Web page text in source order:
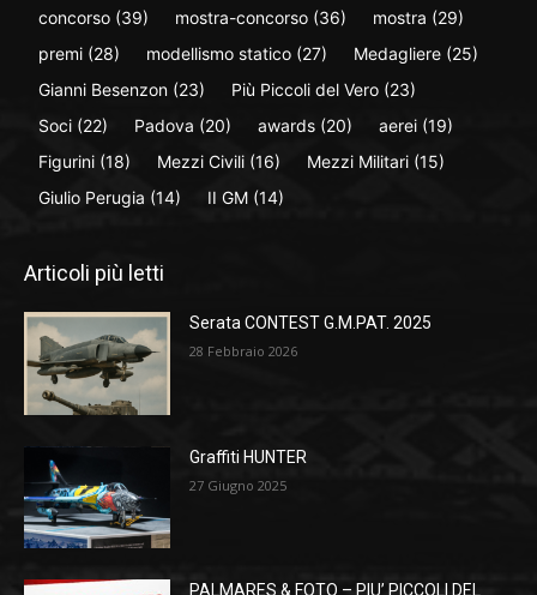
concorso (39) mostra-concorso (36) mostra (29)
premi (28) modellismo statico (27) Medagliere (25)
Gianni Besenzon (23) Più Piccoli del Vero (23)
Soci (22) Padova (20) awards (20) aerei (19)
Figurini (18) Mezzi Civili (16) Mezzi Militari (15)
Giulio Perugia (14) II GM (14)
Articoli più letti
Serata CONTEST G.M.PAT. 2025
28 Febbraio 2026
Graffiti HUNTER
27 Giugno 2025
PALMARES & FOTO – PIU’ PICCOLI DEL